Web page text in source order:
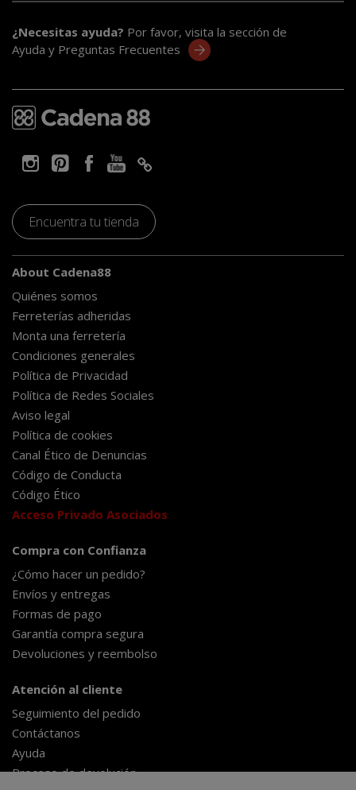
¿Necesitas ayuda? Por favor, visita la sección de
Ayuda y Preguntas Frecuentes
Encuentra tu tienda
About Cadena88
Quiénes somos
Ferreterías adheridas
Monta una ferretería
Condiciones generales
Política de Privacidad
Política de Redes Sociales
Aviso legal
Política de cookies
Canal Ético de Denuncias
Código de Conducta
Código Ético
Acceso Privado Asociados
Compra con Confianza
¿Cómo hacer un pedido?
Envíos y entregas
Formas de pago
Garantía compra segura
Devoluciones y reembolso
Atención al cliente
Seguimiento del pedido
Contáctanos
Ayuda
Proceso de devolución